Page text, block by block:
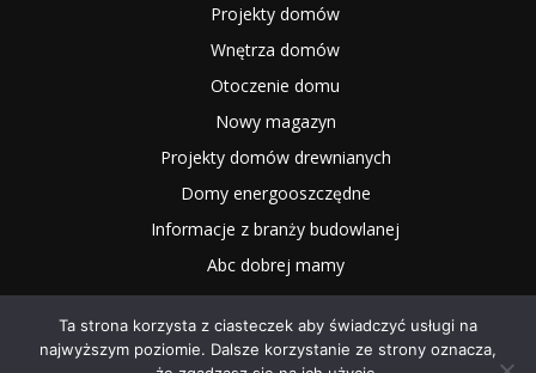
Projekty domów
Wnętrza domów
Otoczenie domu
Nowy magazyn
Projekty domów drewnianych
Domy energooszczędne
Informacje z branży budowlanej
Abc dobrej mamy
Ta strona korzysta z ciasteczek aby świadczyć usługi na
najwyższym poziomie. Dalsze korzystanie ze strony oznacza,